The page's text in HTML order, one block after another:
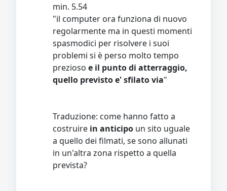
min. 5.54
"il computer ora funziona di nuovo
regolarmente ma in questi momenti
spasmodici per risolvere i suoi
problemi si è perso molto tempo
prezioso e il punto di atterraggio,
quello previsto e' sfilato via"
Traduzione: come hanno fatto a
costruire in anticipo un sito uguale
a quello dei filmati, se sono allunati
in un'altra zona rispetto a quella
prevista?